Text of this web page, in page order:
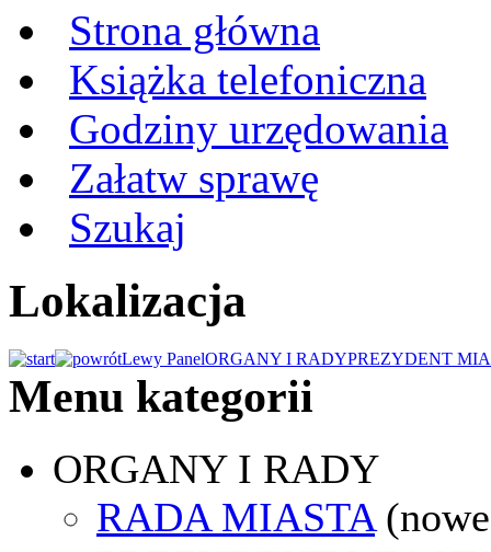
Strona główna
Książka telefoniczna
Godziny urzędowania
Załatw sprawę
Szukaj
Lokalizacja
Lewy PanelORGANY I RADYPREZYDENT
Menu kategorii
ORGANY I RADY
RADA MIASTA